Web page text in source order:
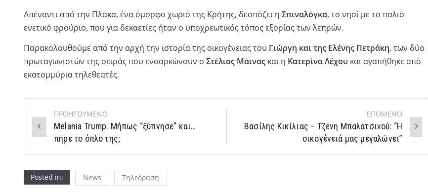
Απέναντι από την Πλάκα, ένα όμορφο χωριό της Κρήτης, δεσπόζει η Σπιναλόγκα, το νησί με το παλιό
ενετικό φρούριο, που για δεκαετίες ήταν ο υποχρεωτικός τόπος εξορίας των λεπρών.
Παρακολουθούμε από την αρχή την ιστορία της οικογένειας του Γιώργη και της Ελένης Πετράκη, των δύο
πρωταγωνιστών της σειράς που ενσαρκώνουν ο Στέλιος Μάινας και η Κατερίνα Λέχου και αγαπήθηκε από
εκατομμύρια τηλεθεατές.
Post
navigation
ΠΡΟΗΓΟΥΜΕΝΟ
Melania Trump: Μήπως “ξύπνησε” και…
πήρε το όπλο της;
ΕΠΟΜΕΝΟ
Βασίλης Κικίλιας – Τζένη Μπαλατσινού: “Η
οικογένειά μας μεγαλώνει”
Posted in: News Τηλεόραση